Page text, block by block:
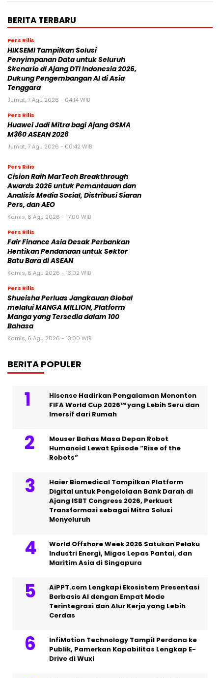
BERITA TERBARU
Pers Rilis
HIKSEMI Tampilkan Solusi
Penyimpanan Data untuk Seluruh
Skenario di Ajang DTI Indonesia 2026,
Dukung Pengembangan AI di Asia
Tenggara
Jumat, 7 Agu 2026 - 04:14 WIB
Pers Rilis
Huawei Jadi Mitra bagi Ajang GSMA
M360 ASEAN 2026
Jumat, 7 Agu 2026 - 00:42 WIB
Pers Rilis
Cision Raih MarTech Breakthrough
Awards 2026 untuk Pemantauan dan
Analisis Media Sosial, Distribusi Siaran
Pers, dan AEO
Kamis, 6 Agu 2026 - 17:00 WIB
Pers Rilis
Fair Finance Asia Desak Perbankan
Hentikan Pendanaan untuk Sektor
Batu Bara di ASEAN
Kamis, 6 Agu 2026 - 13:02 WIB
Pers Rilis
Shueisha Perluas Jangkauan Global
melalui MANGA MILLION, Platform
Manga yang Tersedia dalam 100
Bahasa
Kamis, 6 Agu 2026 - 13:00 WIB
BERITA POPULER
Hisense Hadirkan Pengalaman Menonton
FIFA World Cup 2026™ yang Lebih Seru dan
Imersif dari Rumah
Mouser Bahas Masa Depan Robot
Humanoid Lewat Episode “Rise of the
Robots”
Haier Biomedical Tampilkan Platform
Digital untuk Pengelolaan Bank Darah di
Ajang ISBT Congress 2026, Perkuat
Transformasi sebagai Mitra Solusi
Menyeluruh
World Offshore Week 2026 Satukan Pelaku
Industri Energi, Migas Lepas Pantai, dan
Maritim Asia di Singapura
AiPPT.com Lengkapi Ekosistem Presentasi
Berbasis AI dengan Empat Mode
Terintegrasi dan Alur Kerja yang Lebih
Cerdas
InfiMotion Technology Tampil Perdana ke
Publik, Pamerkan Kapabilitas Lengkap E-
Drive di Wuxi